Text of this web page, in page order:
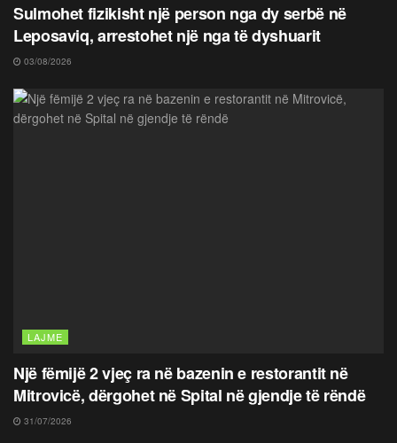
Sulmohet fizikisht një person nga dy serbë në
Leposaviq, arrestohet një nga të dyshuarit
03/08/2026
LAJME
Një fëmijë 2 vjeç ra në bazenin e restorantit në
Mitrovicë, dërgohet në Spital në gjendje të rëndë
31/07/2026